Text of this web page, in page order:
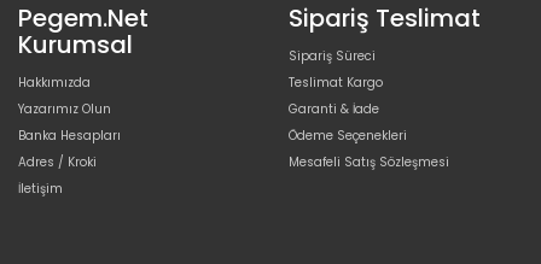
Pegem.Net
Kurumsal
Hakkımızda
Yazarımız Olun
Banka Hesapları
Adres / Kroki
İletişim
Sipariş Teslimat
Sipariş Süreci
Teslimat Kargo
Garanti & İade
Ödeme Seçenekleri
Mesafeli Satış Sözleşmesi